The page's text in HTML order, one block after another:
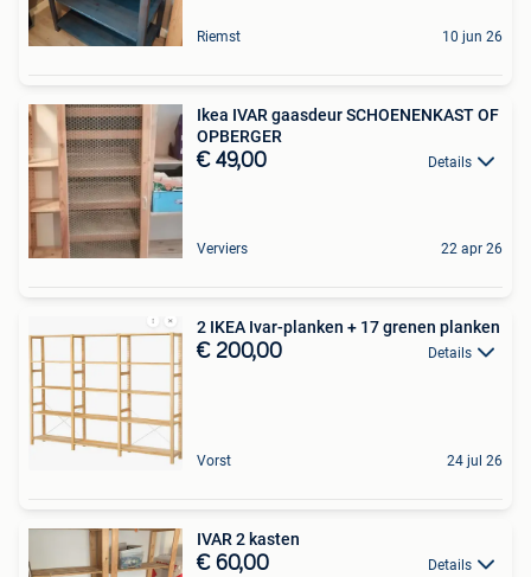
Riemst 10 jun 26
Ikea IVAR gaasdeur SCHOENENKAST OF
OPBERGER
€ 49,00 Details
Verviers 22 apr 26
2 IKEA Ivar-planken + 17 grenen planken
€ 200,00 Details
Vorst 24 jul 26
IVAR 2 kasten
€ 60,00 Details